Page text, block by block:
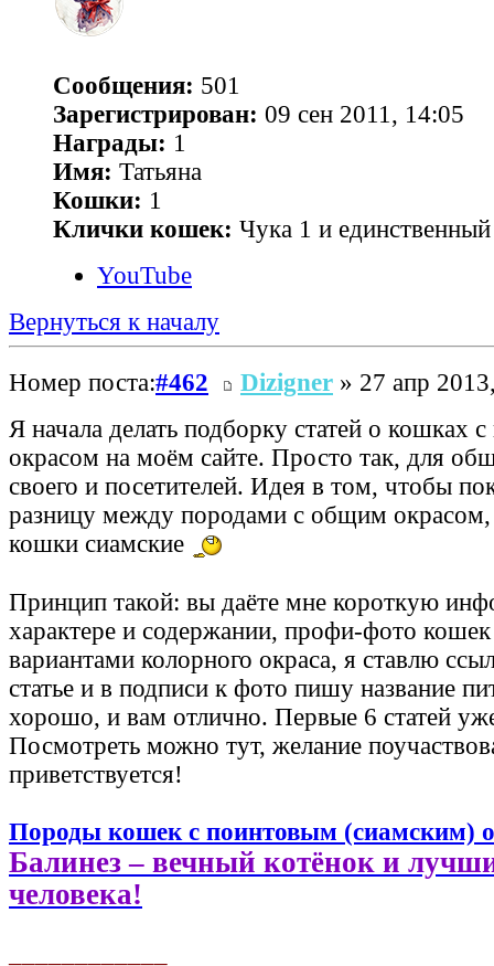
Сообщения: 501
Зарегистрирован: 09 сен 2011, 14:05
Награды: 1
Имя: Татьяна
Кошки: 1
Клички кошек: Чука 1 и
YouTube
Вернуться к началу
Номер поста:#462 Dizigner » 27 апр
Я начала делать подборку статей о кошках
окрасом на моём сайте. Просто так, для
своего и посетителей. Идея в том, чтобы
разницу между породами с общим окрасом,
кошки сиамские
Принцип такой: вы даёте мне короткую
характере и содержании, профи-фото
вариантами колорного окраса, я ставлю
статье и в подписи к фото пишу название
хорошо, и вам отлично. Первые 6 статей
Посмотреть можно тут, желание
приветствуется!
Породы кошек с поинтовым (сиамским)
Балинез – вечный котёнок и
человека!